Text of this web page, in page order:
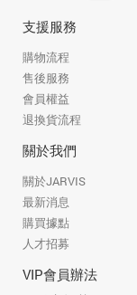
支援服務
購物流程
售後服務
會員權益
退換貨流程
關於我們
關於JARVIS
最新消息
購買據點
人才招募
VIP會員辦法